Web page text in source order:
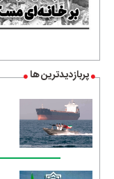
پربازدیدترین ها